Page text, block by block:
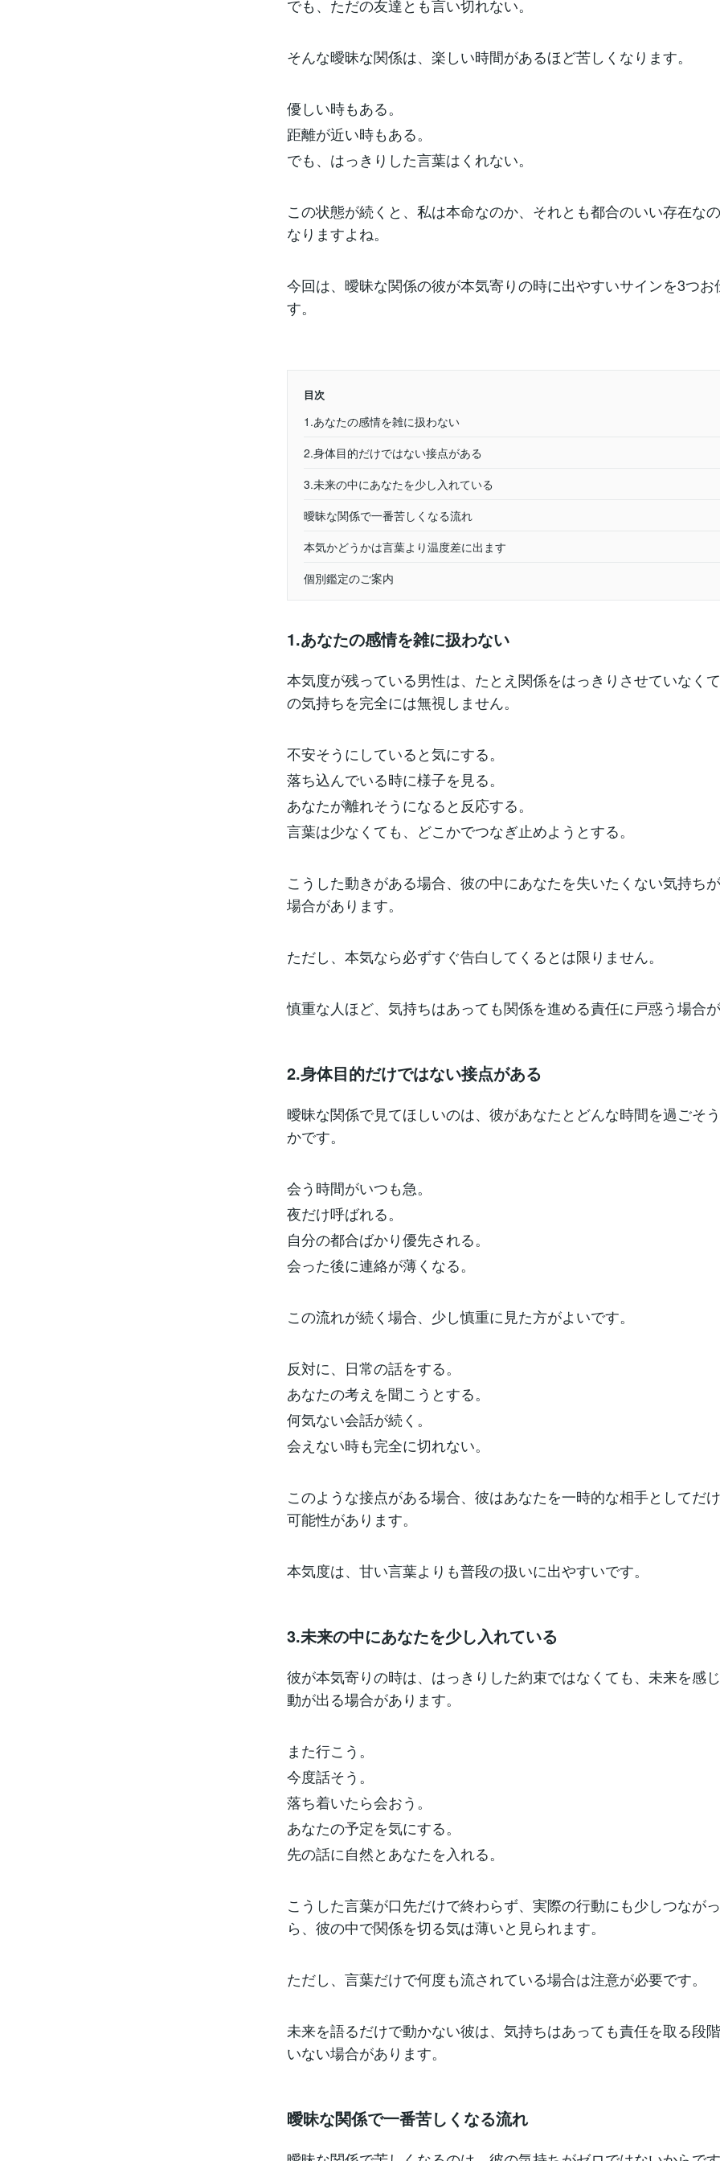
でも、ただの友達とも言い切れない。
そんな曖昧な関係は、楽しい時間があるほど苦しくなります。
優しい時もある。
距離が近い時もある。
でも、はっきりした言葉はくれない。
この状態が続くと、私は本命なのか、それとも都合のいい存在な
なりますよね。
今回は、曖昧な関係の彼が本気寄りの時に出やすいサインを3つお
す。
目次
1.あなたの感情を雑に扱わない
2.身体目的だけではない接点がある
3.未来の中にあなたを少し入れている
曖昧な関係で一番苦しくなる流れ
本気かどうかは言葉より温度差に出ます
個別鑑定のご案内
1.あなたの感情を雑に扱わない
本気度が残っている男性は、たとえ関係をはっきりさせていなく
の気持ちを完全には無視しません。
不安そうにしていると気にする。
落ち込んでいる時に様子を見る。
あなたが離れそうになると反応する。
言葉は少なくても、どこかでつなぎ止めようとする。
こうした動きがある場合、彼の中にあなたを失いたくない気持ち
場合があります。
ただし、本気なら必ずすぐ告白してくるとは限りません。
慎重な人ほど、気持ちはあっても関係を進める責任に戸惑う場合が
2.身体目的だけではない接点がある
曖昧な関係で見てほしいのは、彼があなたとどんな時間を過ごそ
かです。
会う時間がいつも急。
夜だけ呼ばれる。
自分の都合ばかり優先される。
会った後に連絡が薄くなる。
この流れが続く場合、少し慎重に見た方がよいです。
反対に、日常の話をする。
あなたの考えを聞こうとする。
何気ない会話が続く。
会えない時も完全に切れない。
このような接点がある場合、彼はあなたを一時的な相手としてだ
可能性があります。
本気度は、甘い言葉よりも普段の扱いに出やすいです。
3.未来の中にあなたを少し入れている
彼が本気寄りの時は、はっきりした約束ではなくても、未来を感
動が出る場合があります。
また行こう。
今度話そう。
落ち着いたら会おう。
あなたの予定を気にする。
先の話に自然とあなたを入れる。
こうした言葉が口先だけで終わらず、実際の行動にも少しつなが
ら、彼の中で関係を切る気は薄いと見られます。
ただし、言葉だけで何度も流されている場合は注意が必要です。
未来を語るだけで動かない彼は、気持ちはあっても責任を取る段
いない場合があります。
曖昧な関係で一番苦しくなる流れ